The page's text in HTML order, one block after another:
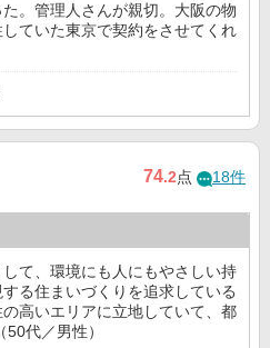
。管理人さんが親切。大阪の物
ていた東京で契約をさせてくれ
74.2点 18件
て、環境にも人にもやさしい持
る住まいづくりを追求している
高いエリアに立地していて、都
代／男性）